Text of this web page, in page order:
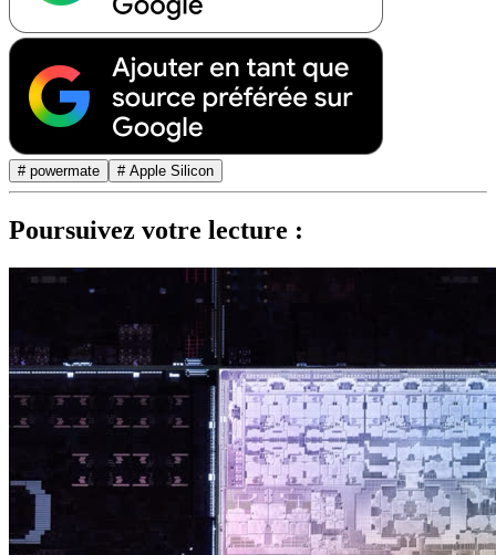
# powermate # Apple Silicon
Poursuivez votre lecture :